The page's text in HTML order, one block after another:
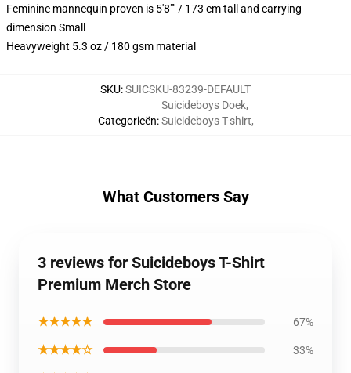
Feminine mannequin proven is 5'8"" / 173 cm tall and carrying
dimension Small
Heavyweight 5.3 oz / 180 gsm material
SKU:SUICSKU-83239-DEFAULT
Categorieën:
Suicideboys Doek,
Suicideboys T-shirt,
What Customers Say
3 reviews for Suicideboys T-Shirt
Premium Merch Store
★★★★★ 67%
★★★★☆ 33%